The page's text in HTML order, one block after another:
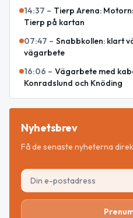
14:37 – Tierp Arena:
Tierp på kartan
07:47 – Snabbkollen: klart
vägarbete
16:06 – Vägarbete med
Konradslund och Knöding
Nyhetsbrev
Få de senaste nyheterna